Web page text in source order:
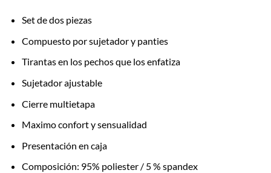
Set de dos piezas
Compuesto por sujetador y panties
Tirantas en los pechos que los enfatiza
Sujetador ajustable
Cierre multietapa
Maximo confort y sensualidad
Presentación en caja
Composición: 95% poliester / 5 % spandex